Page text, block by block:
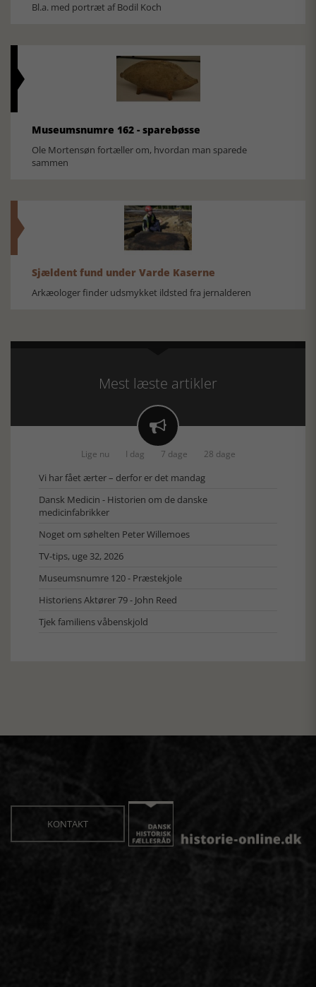
Bl.a. med portræt af Bodil Koch
Museumsnumre 162 - sparebøsse
Ole Mortensøn fortæller om, hvordan man sparede
sammen
Sjældent fund under Varde Kaserne
Arkæologer finder udsmykket ildsted fra jernalderen
Mest læste artikler

Lige nu I dag 7 dage 28 dage
Vi har fået ærter – derfor er det mandag
Dansk Medicin - Historien om de danske
medicinfabrikker
Noget om søhelten Peter Willemoes
TV-tips, uge 32, 2026
Museumsnumre 120 - Præstekjole
Historiens Aktører 79 - John Reed
Tjek familiens våbenskjold
KONTAKT